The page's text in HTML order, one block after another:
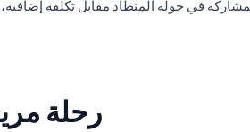
رحلة